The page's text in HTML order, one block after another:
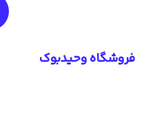
فروشگاه وحیدبوک